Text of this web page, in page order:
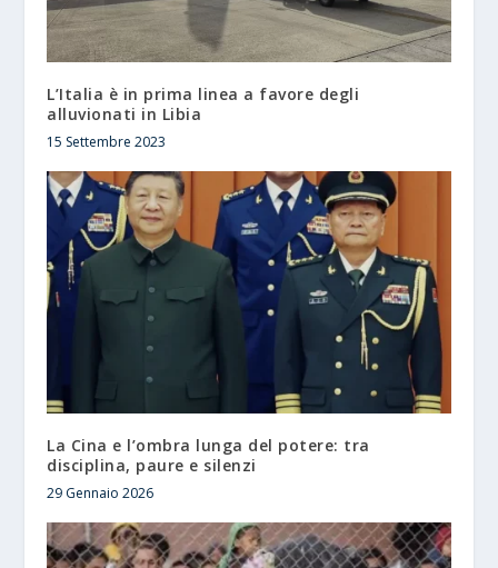
L’Italia è in prima linea a favore degli
alluvionati in Libia
15 Settembre 2023
La Cina e l’ombra lunga del potere: tra
disciplina, paure e silenzi
29 Gennaio 2026